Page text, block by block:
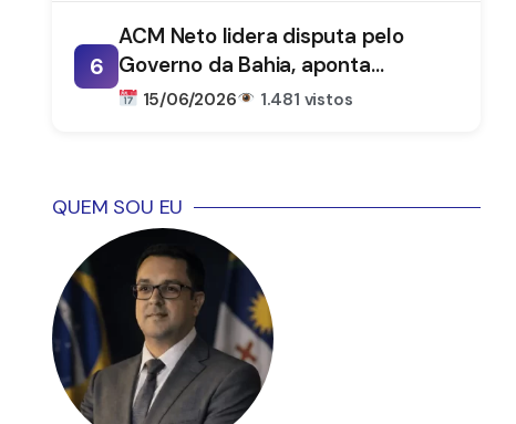
6
ACM Neto lidera disputa pelo
Governo da Bahia, aponta
DataTrends
15/06/2026 1.481 vistos
QUEM SOU EU